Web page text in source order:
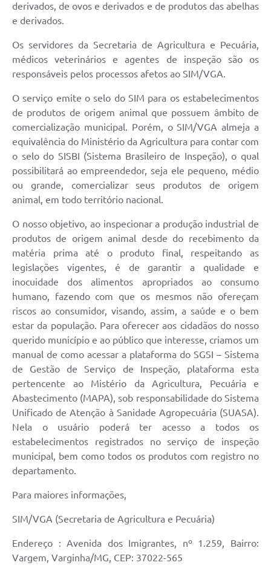
derivados, de ovos e derivados e de produtos das abelhas
e derivados.
Os servidores da Secretaria de Agricultura e Pecuária,
médicos veterinários e agentes de inspeção são os
responsáveis pelos processos afetos ao SIM/VGA.
O serviço emite o selo do SIM para os estabelecimentos
de produtos de origem animal que possuem âmbito de
comercialização municipal. Porém, o SIM/VGA almeja a
equivalência do Ministério da Agricultura para contar com
o selo do SISBI (Sistema Brasileiro de Inspeção), o qual
possibilitará ao empreendedor, seja ele pequeno, médio
ou grande, comercializar seus produtos de origem
animal, em todo território nacional.
O nosso objetivo, ao inspecionar a produção industrial de
produtos de origem animal desde do recebimento da
matéria prima até o produto final, respeitando as
legislações vigentes, é de garantir a qualidade e
inocuidade dos alimentos apropriados ao consumo
humano, fazendo com que os mesmos não ofereçam
riscos ao consumidor, visando, assim, a saúde e o bem
estar da população. Para oferecer aos cidadãos do nosso
querido município e ao público que interesse, criamos um
manual de como acessar a plataforma do SGSI – Sistema
de Gestão de Serviço de Inspeção, plataforma esta
pertencente ao Mistério da Agricultura, Pecuária e
Abastecimento (MAPA), sob responsabilidade do Sistema
Unificado de Atenção à Sanidade Agropecuária (SUASA).
Nela o usuário poderá ter acesso a todos os
estabelecimentos registrados no serviço de inspeção
municipal, bem como todos os produtos com registro no
departamento.
Para maiores informações,
SIM/VGA (Secretaria de Agricultura e Pecuária)
Endereço : Avenida dos Imigrantes, nº 1.259, Bairro:
Vargem, Varginha/MG, CEP: 37022-565